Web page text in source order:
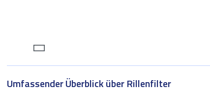
Abwässern
Umfassender Überblick über Rillenfilter